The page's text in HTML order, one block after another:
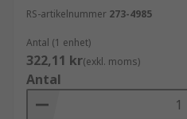
RS-artikelnummer 273-4985
Antal (1 enhet)
322,11 kr(exkl. moms)
Antal